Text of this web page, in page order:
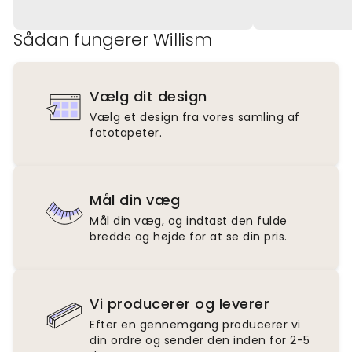
Sådan fungerer Willism
Vælg dit design
Vælg et design fra vores samling af
fototapeter.
Mål din væg
Mål din væg, og indtast den fulde
bredde og højde for at se din pris.
Vi producerer og leverer
Efter en gennemgang producerer vi
din ordre og sender den inden for 2-5